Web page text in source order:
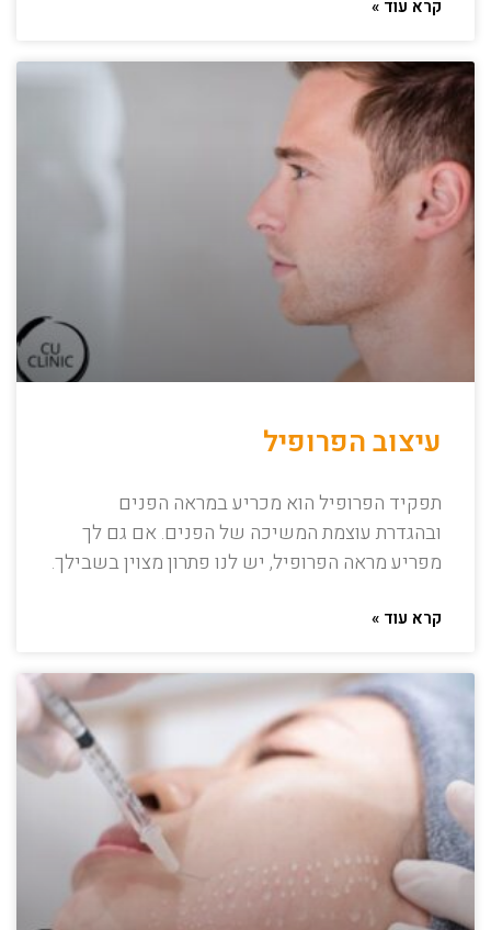
קרא עוד »
עיצוב הפרופיל
תפקיד הפרופיל הוא מכריע במראה הפנים
ובהגדרת עוצמת המשיכה של הפנים. אם גם לך
מפריע מראה הפרופיל, יש לנו פתרון מצוין בשבילך.
קרא עוד »